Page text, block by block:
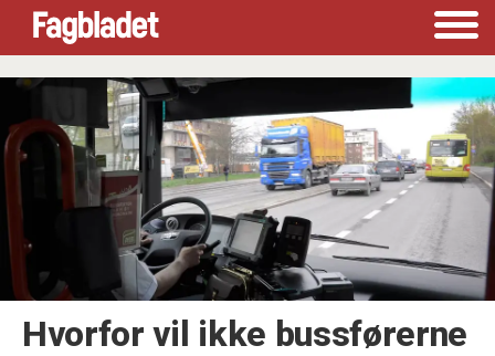
Tag:
grasrotforfatter
Hvorfor vil ikke bussførerne